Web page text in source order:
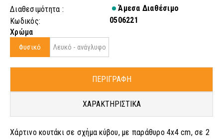
Διαθεσιμότητα :
Άμεσα Διαθέσιμο
Κωδικός:
0506221
Χρώμα
Φυσικό Λευκό - ανάγλυφο
ΠΕΡΙΓΡΑΦΗ
ΧΑΡΑΚΤΗΡΙΣΤΙΚΑ
Χάρτινο κουτάκι σε σχήμα κύβου, με παράθυρο 4x4 cm, σε 2